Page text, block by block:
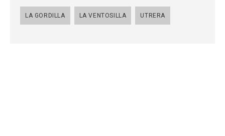
LA GORDILLA LA VENTOSILLA UTRERA